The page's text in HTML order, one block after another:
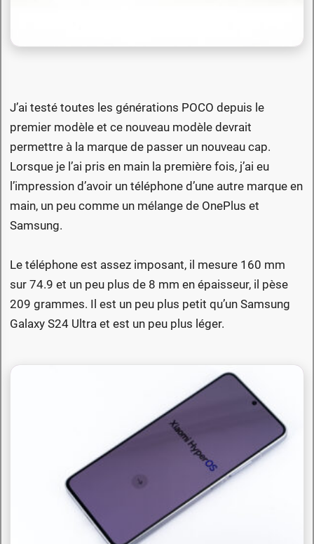
J’ai testé toutes les générations POCO depuis le
premier modèle et ce nouveau modèle devrait
permettre à la marque de passer un nouveau cap.
Lorsque je l’ai pris en main la première fois, j’ai eu
l’impression d’avoir un téléphone d’une autre marque en
main, un peu comme un mélange de OnePlus et
Samsung.
Le téléphone est assez imposant, il mesure 160 mm
sur 74.9 et un peu plus de 8 mm en épaisseur, il pèse
209 grammes. Il est un peu plus petit qu’un Samsung
Galaxy S24 Ultra et est un peu plus léger.